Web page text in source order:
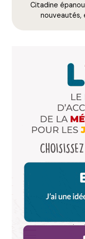
rentrée.
Votre adresse e-
champs
Dis-nous tout*
Name*
Prévenez-moi de
par e-mail.
Citadine
nouveautés,